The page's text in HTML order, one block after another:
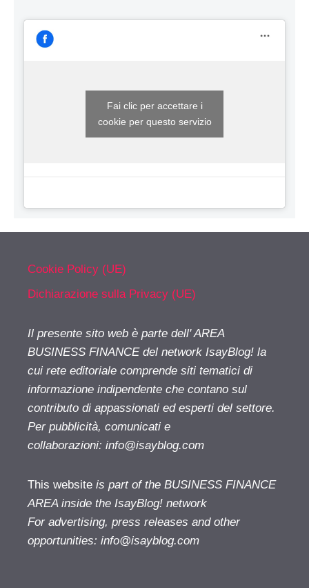
Fai clic per accettare i
cookie per questo servizio
Cookie Policy (UE)
Dichiarazione sulla Privacy (UE)
Il presente sito web è parte dell' AREA
BUSINESS FINANCE del network IsayBlog! la
cui rete editoriale comprende siti tematici di
informazione indipendente che contano sul
contributo di appassionati ed esperti del settore.
Per pubblicità, comunicati e
collaborazioni: info@isayblog.com
This website is part of the BUSINESS FINANCE
AREA inside the IsayBlog! network
For advertising, press releases and other
opportunities: info@isayblog.com